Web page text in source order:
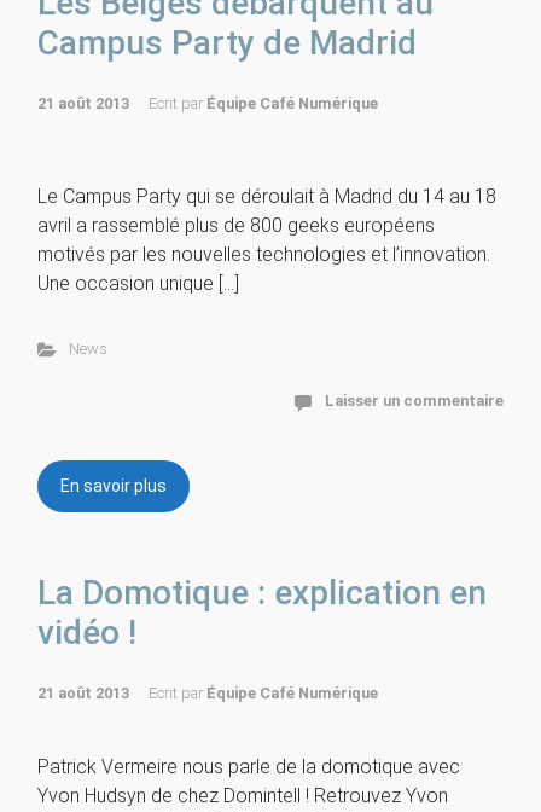
Campus Party de Madrid
21 août 2013 Ecrit par Équipe Café Numérique
Le Campus Party qui se déroulait à Madrid du 14 au 18
avril a rassemblé plus de 800 geeks européens
motivés par les nouvelles technologies et l’innovation.
Une occasion unique […]
News
Laisser un commentaire
En savoir plus
La Domotique : explication en
vidéo !
21 août 2013 Ecrit par Équipe Café Numérique
Patrick Vermeire nous parle de la domotique avec
Yvon Hudsyn de chez Domintell ! Retrouvez Yvon